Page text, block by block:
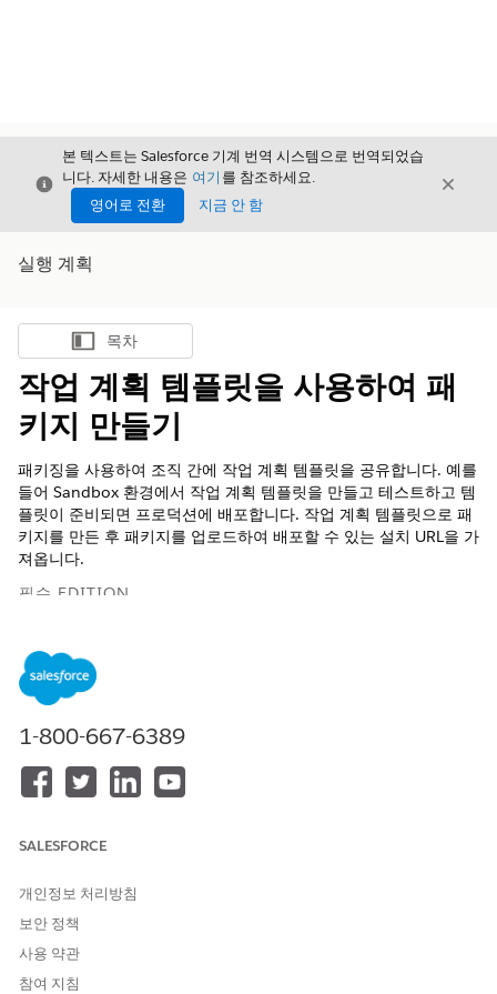
닫기
본 텍스트는 Salesforce 기계 번역 시스템으로 번역되었습
니다. 자세한 내용은 여기 를 참조하세요.
영어로 전환
지금 안 함
닫기
실행 계획
목차 표시
목차
작업 계획 템플릿을 사용하여 패
키지 만들기
패키징을 사용하여 조직 간에 작업 계획 템플릿을 공유합니다. 예를
들어 Sandbox 환경에서 작업 계획 템플릿을 만들고 테스트하고 템
플릿이 준비되면 프로덕션에 배포합니다. 작업 계획 템플릿으로 패
키지를 만든 후 패키지를 업로드하여 배포할 수 있는 설치 URL을 가
져옵니다.
필수 EDITION
지원 제품: Lightning Experience
지원 제품: Automotive Cloud, Consumer Goods Cloud,
Education Cloud, Financial Services Cloud, Lightning
Scheduler 사용하는 Government Cloud, Health Cloud,
Manufacturing Cloud, Nonprofit Cloud, 공공 부문 솔루션.
Edition Availability 보기
패키지 업로드:
패키지 설치:
1-800-667-6389
SALESFORCE
개인정보 처리방침
보안 정책
사용 약관
참여 지침